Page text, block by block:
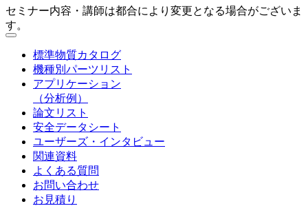
セミナー内容・講師は都合により変更となる場合がございま
す。
標準物質カタログ
機種別パーツリスト
アプリケーション
（分析例）
論文リスト
安全データシート
ユーザーズ・インタビュー
関連資料
よくある質問
お問い合わせ
お見積り